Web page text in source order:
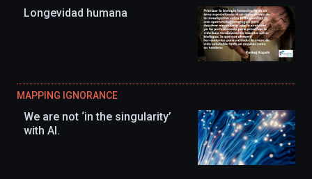
Longevidad humana
MAPPING IGNORANCE
We are not ‘in the singularity’
with AI.